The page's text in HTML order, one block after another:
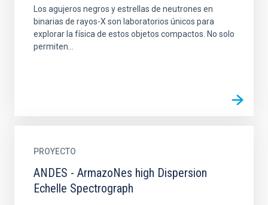
Los agujeros negros y estrellas de neutrones en
binarias de rayos-X son laboratorios únicos para
explorar la física de estos objetos compactos. No solo
permiten...
PROYECTO
ANDES - ArmazoNes high Dispersion
Echelle Spectrograph